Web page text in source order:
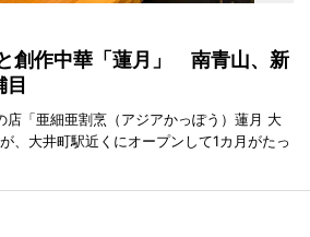
創作中華「蓮月」 南青山、新
目
店「亜細亜割烹（アジアかっぽう）蓮月 大
、大井町駅近くにオープンして1カ月がたっ